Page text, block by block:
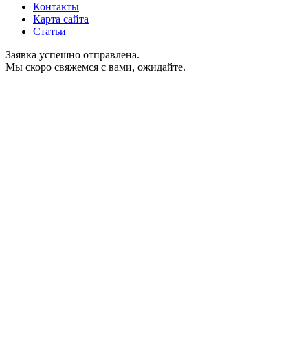
Контакты
Карта сайта
Статьи
Заявка успешно отправлена.
Мы скоро свяжемся с вами, ожидайте.